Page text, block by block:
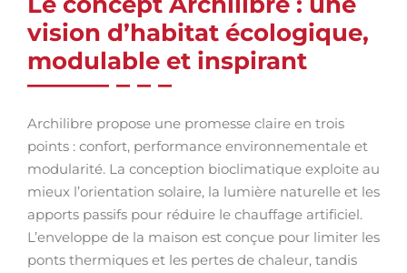
vision d’habitat écologique,
modulable et inspirant
Archilibre propose une promesse claire en trois
points : confort, performance environnementale et
modularité. La conception bioclimatique exploite au
mieux l’orientation solaire, la lumière naturelle et les
apports passifs pour réduire le chauffage artificiel.
L’enveloppe de la maison est conçue pour limiter les
ponts thermiques et les pertes de chaleur, tandis